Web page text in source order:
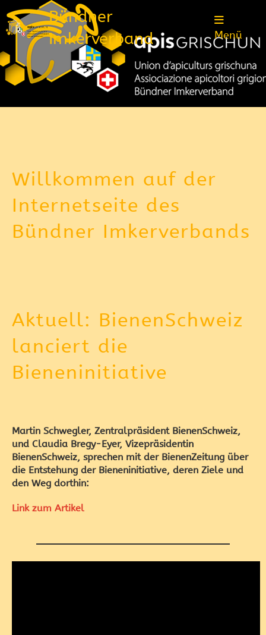
Bündner
Imkerverband
Menü
Willkommen auf der
Internetseite des
Bündner Imkerverbands
Aktuell: BienenSchweiz
lanciert die
Bieneninitiative
Martin Schwegler, Zentralpräsident BienenSchweiz,
und Claudia Bregy-Eyer, Vizepräsidentin
BienenSchweiz, sprechen mit der BienenZeitung über
die Entstehung der Bieneninitiative, deren Ziele und
den Weg dorthin:
Link zum Artikel